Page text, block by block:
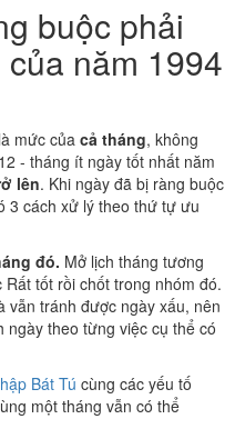
buộc phải
năm 1994
mức của cả tháng, không
- tháng ít ngày tốt nhất năm
lên. Khi ngày đã bị ràng buộc
3 cách xử lý theo thứ tự ưu
đó. Mở lịch tháng tương
tốt rồi chốt trong nhóm đó.
vẫn tránh được ngày xấu, nên
theo từng việc cụ thể có
Bát Tú cùng các yếu tố
một tháng vẫn có thể